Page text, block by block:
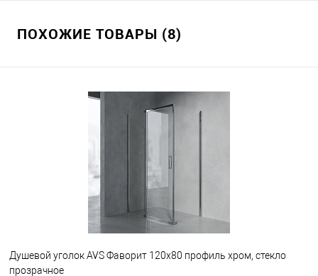
ПОХОЖИЕ ТОВАРЫ (8)
Душевой уголок AVS Фаворит 120x80 профиль хром, стекло
прозрачное